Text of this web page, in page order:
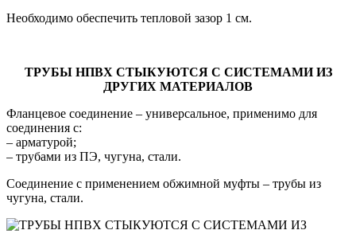
Необходимо обеспечить тепловой зазор 1 см.
ТРУБЫ НПВХ СТЫКУЮТСЯ С СИСТЕМАМИ ИЗ
ДРУГИХ МАТЕРИАЛОВ
Фланцевое соединение – универсальное, применимо для
соединения с:
– арматурой;
– трубами из ПЭ, чугуна, стали.
Соединение с применением обжимной муфты – трубы из
чугуна, стали.